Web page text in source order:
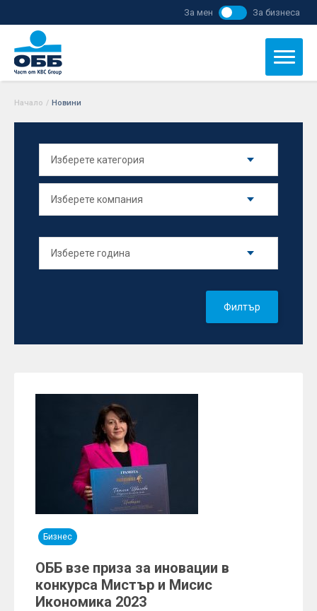
За мен За бизнеса
Начало / Новини
Филтър
Бизнес
ОББ взе приза за иновации в
конкурса Мистър и Мисис
Икономика 2023